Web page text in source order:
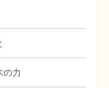
の力